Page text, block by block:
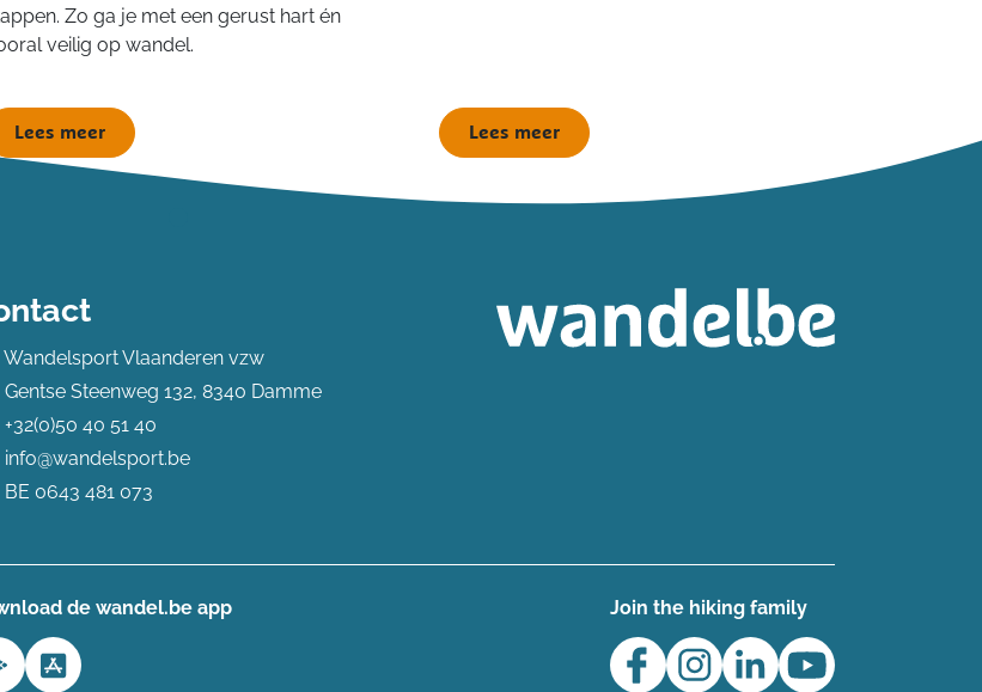
Zo ga je met een gerust hart én
veilig op wandel.
Lees meer Lees meer
Wandelsport Vlaanderen vzw
Gentse Steenweg 132, 8340 Damme
+32(0)50 40 51 40
info@wandelsport.be
BE 0643 481 073
de wandel.be app Join the hiking family